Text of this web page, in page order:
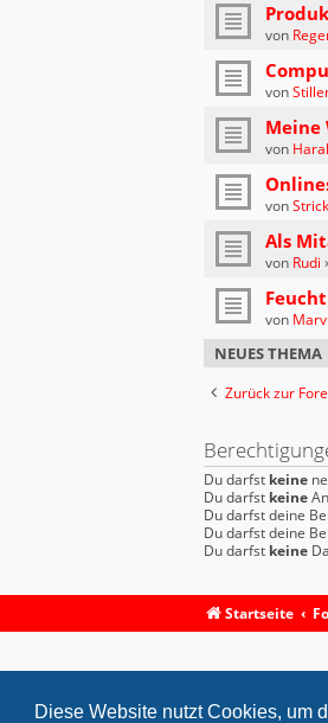
Diese Website nutzt Cookies, um
von
von
Meine
von
von
Als
von Rudi
von
NEUES THEMA
Zurück zur
Du darfst keine
Du darfst keine
Du darfst deine
Du darfst deine
Du darfst keine
Startseite